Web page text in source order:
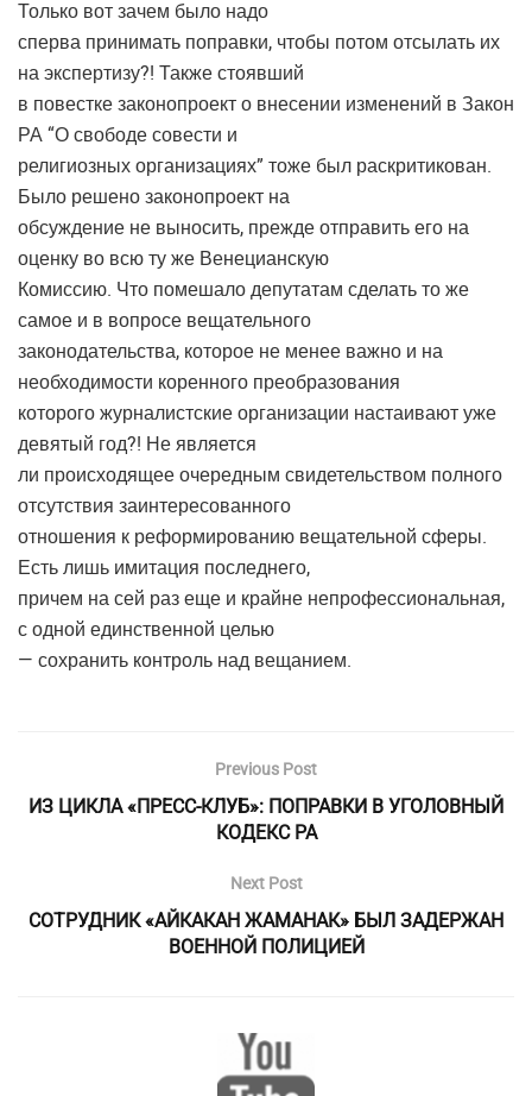
Только вот зачем было надо
сперва принимать поправки, чтобы потом отсылать их
на экспертизу?! Также стоявший
в повестке законопроект о внесении изменений в Закон
РА “О свободе совести и
религиозных организациях” тоже был раскритикован.
Было решено законопроект на
обсуждение не выносить, прежде отправить его на
оценку во всю ту же Венецианскую
Комиссию. Что помешало депутатам сделать то же
самое и в вопросе вещательного
законодательства, которое не менее важно и на
необходимости коренного преобразования
которого журналистские организации настаивают уже
девятый год?! Не является
ли происходящее очередным свидетельством полного
отсутствия заинтересованного
отношения к реформированию вещательной сферы.
Есть лишь имитация последнего,
причем на сей раз еще и крайне непрофессиональная,
с одной единственной целью
— сохранить контроль над вещанием.
Previous Post
ИЗ ЦИКЛА «ПРЕСС-КЛУБ»: ПОПРАВКИ В УГОЛОВНЫЙ
КОДЕКС РА
Next Post
СОТРУДНИК «АЙКАКАН ЖАМАНАК» БЫЛ ЗАДЕРЖАН
ВОЕННОЙ ПОЛИЦИЕЙ